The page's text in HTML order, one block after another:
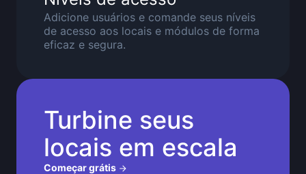
Adicione usuários e comande seus níveis
de acesso aos locais e módulos de forma
eficaz e segura.
Turbine seus
locais em escala
Começar grátis